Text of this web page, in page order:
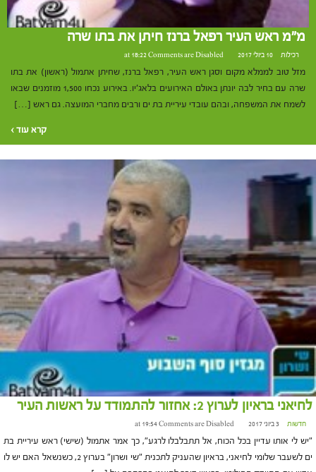
מ"מ ראש העיר רפאל ברנז חיתן את בתו שרה
רכילות 10 ביולי 2017 at 18:22 Comments are Disabled
מזל טוב לממלא מקום וסגן ראש העיר, רפאל ברנז, שחיתן אתמול (ראשון) את בתו
שרה עם בחיר לבה יונתן באולם האירועים בלאג'יו. באירוע נכחו 1,500 מוזמנים שבאו
לשמח את המשפחה, ובהם עובדי עיריית בת ים ורבים מחברי המועצה. גם ראש […]
קרא עוד ›
לחיאני בראיון לערוץ 2: אחזור להתמודד על ראשות העיר
חדשות 3 ביוני 2017 at 19:54 Comments are Disabled
"יש לי אותו עדיין בכל הכוח, אל תתבלבלו לרגע", כך אמר אתמול (שישי) ראש עיריית בת
ים לשעבר שלומי לחיאני, בראיון שהעניק לתכנית "שי ושרון" בערוץ 2, כשנשאל האם יש לו